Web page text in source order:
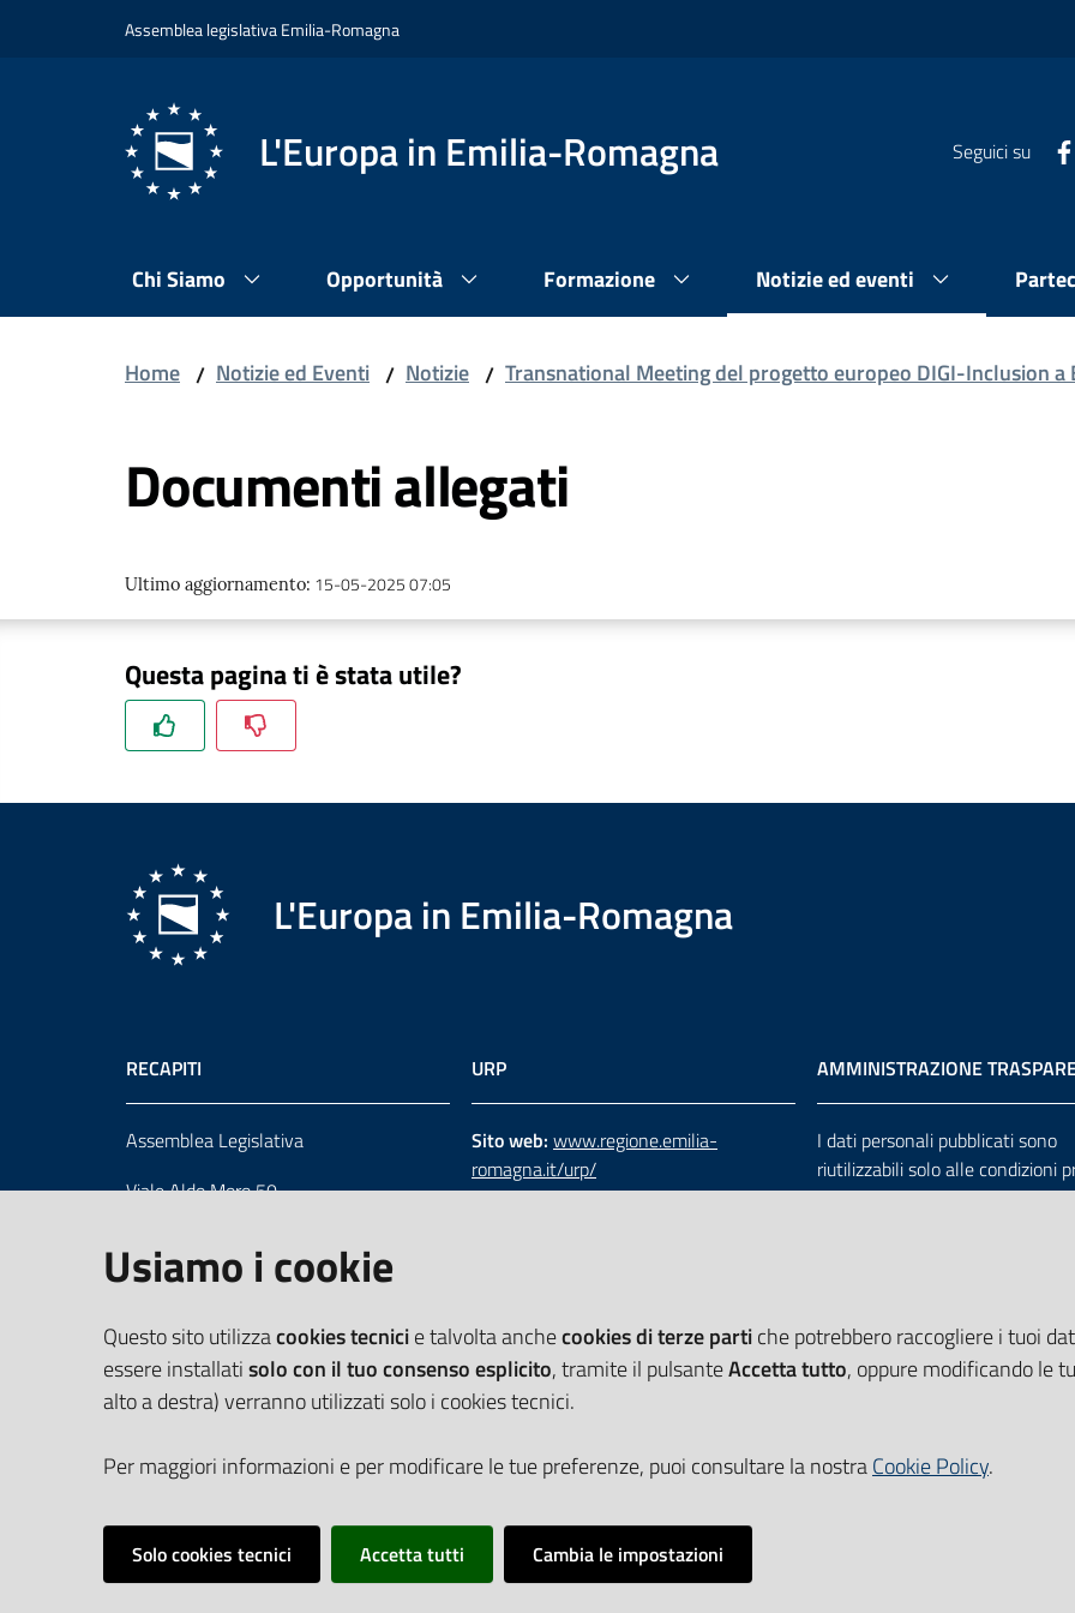
Vai al contenuto
Vai alla navigazioneAssemblea legislativa Emilia-Romagna
L'Europa in Emilia-Romagna Seguici su
Chi Siamo Opportunità Formazione Notizie ed eventi
Home / Notizie ed Eventi / Notizie / Transnational Meeting del progetto europeo DIGI-Inclusion a
Documenti allegati
Ultimo aggiornamento: 15-05-2025 07:05
Questa pagina ti è stata utile?
L'Europa in Emilia-Romagna
RECAPITI
Assemblea Legislativa
Viale Aldo Moro 50
Centralino 051 5275226
Cerca telefoni e indirizzi
URP
Sito web: www.regione.emilia-
romagna.it/urp/
Numero verde:800.66.22.00
AMMINISTRAZIONE
I dati personali pubblicati sono
riutilizzabili solo alle condizioni
dalla direttiva comunitaria
Vai alla pagina
Usiamo i cookie
Questo sito utilizzacookies tecnicie talvolta anchecookies di terze partiche potrebbero raccogliere i tuoi
essere installatisolo con il tuo consenso esplicito, tramite il pulsanteAccetta tutto, oppure modificando le
alto a destra) verranno utilizzati solo i cookies tecnici.
Per maggiori informazioni e per modificare le tue preferenze, puoi consultare la nostraCookie Policy.
Solo cookies tecnici Accetta tutti Cambia le impostazioni